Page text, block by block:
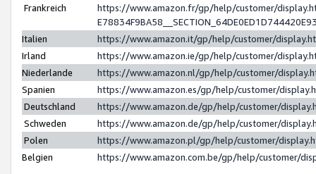
Frankreich
https://www.amazon.fr/gp/help/customer/
Italien
https://www.amazon.it/gp/help/customer/
Irland
https://www.amazon.ie/gp/help/customer/
Niederlande
https://www.amazon.nl/gp/help/customer/
Spanien
https://www.amazon.es/gp/help/customer/
Deutschland
https://www.amazon.de/gp/help/customer/
Schweden
https://www.amazon.de/gp/help/customer/
Polen
https://www.amazon.pl/gp/help/customer/
Belgien
https://www.amazon.com.be/gp/help/customer/